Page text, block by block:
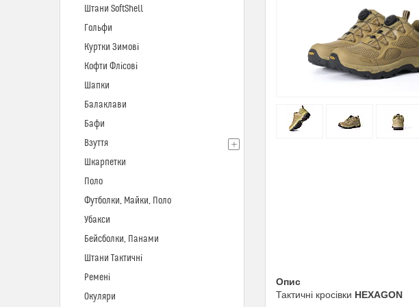
Опис
Тактичні кросівки HEXAGON
Штани SoftShell
Гольфи
Куртки Зимові
Кофти Флісові
Шапки
Балаклави
Бафи
Взуття
Шкарпетки
Поло
Футболки, Майки, Поло
Убакси
Бейсболки, Панами
Штани Тактичні
Ремені
Окуляри